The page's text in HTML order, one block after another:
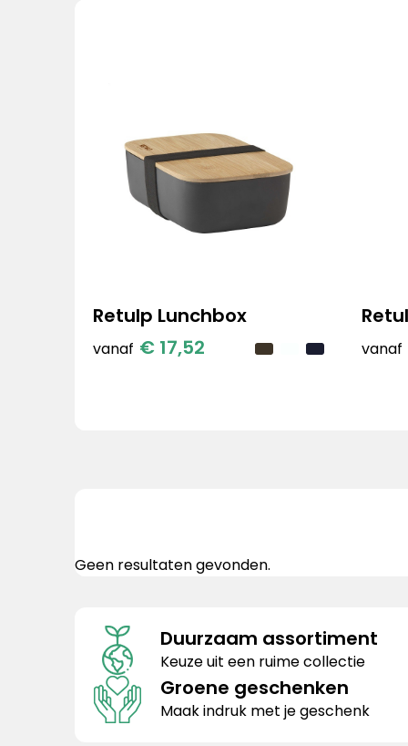
Retulp Lunchbox
vanaf € 17,52 vanaf
Geen resultaten gevonden.
Duurzaam assortiment
Keuze uit een ruime collectie
Groene geschenken
Maak indruk met je geschenk